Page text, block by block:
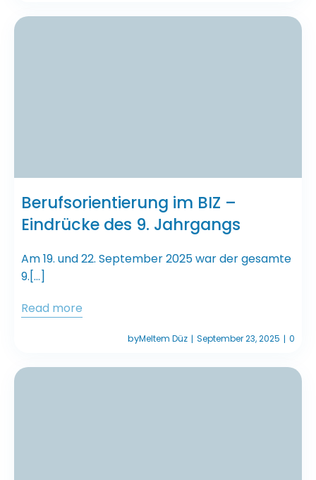
Berufsorientierung im BIZ –
Eindrücke des 9. Jahrgangs
Am 19. und 22. September 2025 war der gesamte
9.[…]
Read more
byMeltem Düz | September 23, 2025 | 0